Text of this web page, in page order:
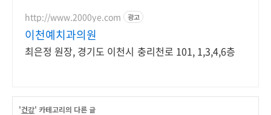
http://www.2000ye.com 광고
이천예치과의원
최은정 원장, 경기도 이천시 충리천로 101, 1,3,4,6층
'건강' 카테고리의 다른 글